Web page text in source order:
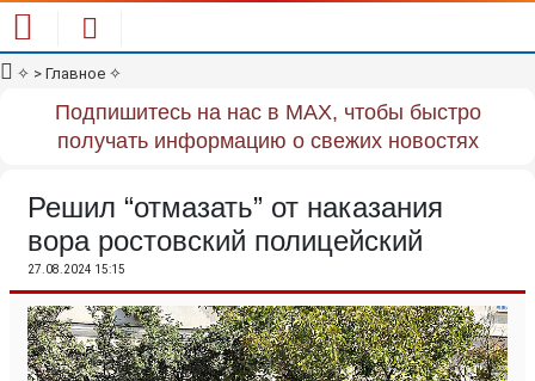
✧ > Главное ✧
Подпишитесь на нас в MAX, чтобы быстро
получать информацию о свежих новостях
Решил “отмазать” от наказания
вора ростовский полицейский
27.08.2024 15:15